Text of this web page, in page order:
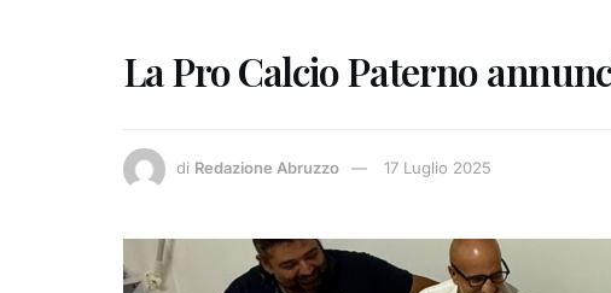
La Pro Calcio Paterno
di Redazione Abruzzo 17 Luglio 2025